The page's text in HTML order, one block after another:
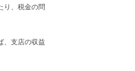
り、税金の問
、支店の収益